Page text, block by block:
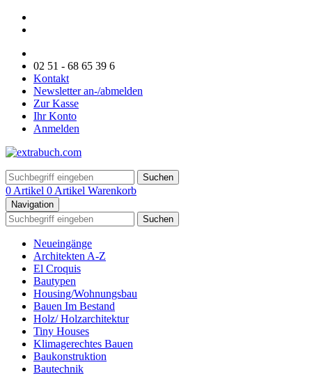
02 51 - 68 65 39 6
Kontakt
Newsletter an-/abmelden
Zur Kasse
Ihr Konto
Anmelden
Suchen
0 Artikel 0 Artikel Warenkorb
Navigation
Suchen
Neueingänge
Architekten A-Z
El Croquis
Bautypen
Housing/Wohnungsbau
Bauen Im Bestand
Holz/ Holzarchitektur
Tiny Houses
Klimagerechtes Bauen
Baukonstruktion
Bautechnik